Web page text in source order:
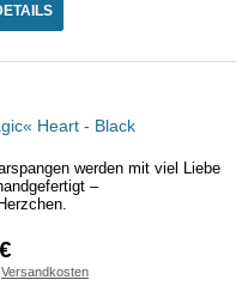
Heart - Black
werden mit viel Liebe
–
Versandkosten